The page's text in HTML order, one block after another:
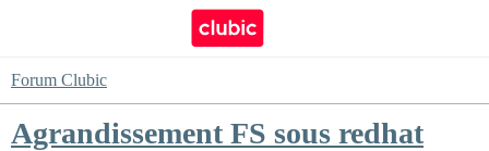
Forum Clubic
Agrandissement FS sous redhat